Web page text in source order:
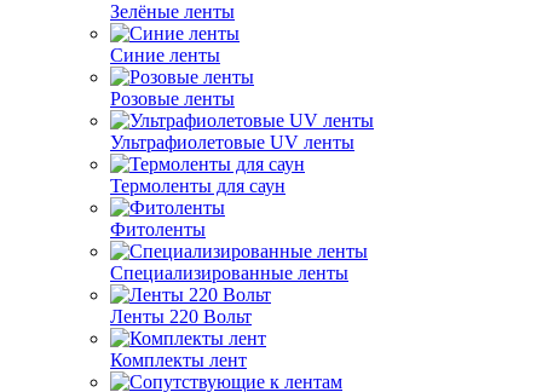
Зелёные ленты
Синие ленты
Розовые ленты
Ультрафиолетовые UV ленты
Термоленты для саун
Фитоленты
Специализированные ленты
Ленты 220 Вольт
Комплекты лент